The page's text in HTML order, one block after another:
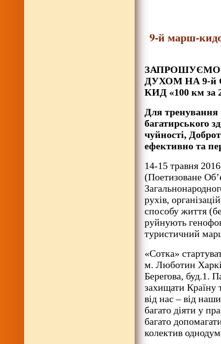
9-й марш-
ЗАПРОШУЄМО
ДУХОМ НА 9-
КИД «100 км за
Для
багатирського
чуйності,
ефективно та
14-15 травня
(Поетизоване
рухів,
способу життя
руйнують
туристичний
«Сотка»
м. Люботин
Берегова, буд.1.
захищати Країну
від нас – від
багато діяти у
багато
колектив